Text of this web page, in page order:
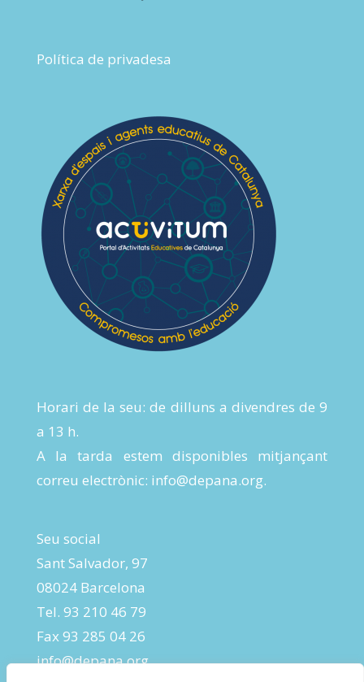
Política de privadesa
Horari de la seu: de dilluns a divendres de 9
a 13 h.
A la tarda estem disponibles mitjançant
correu electrònic: info@depana.org.
Seu social
Sant Salvador, 97
08024 Barcelona
Tel. 93 210 46 79
Fax 93 285 04 26
info@depana.org